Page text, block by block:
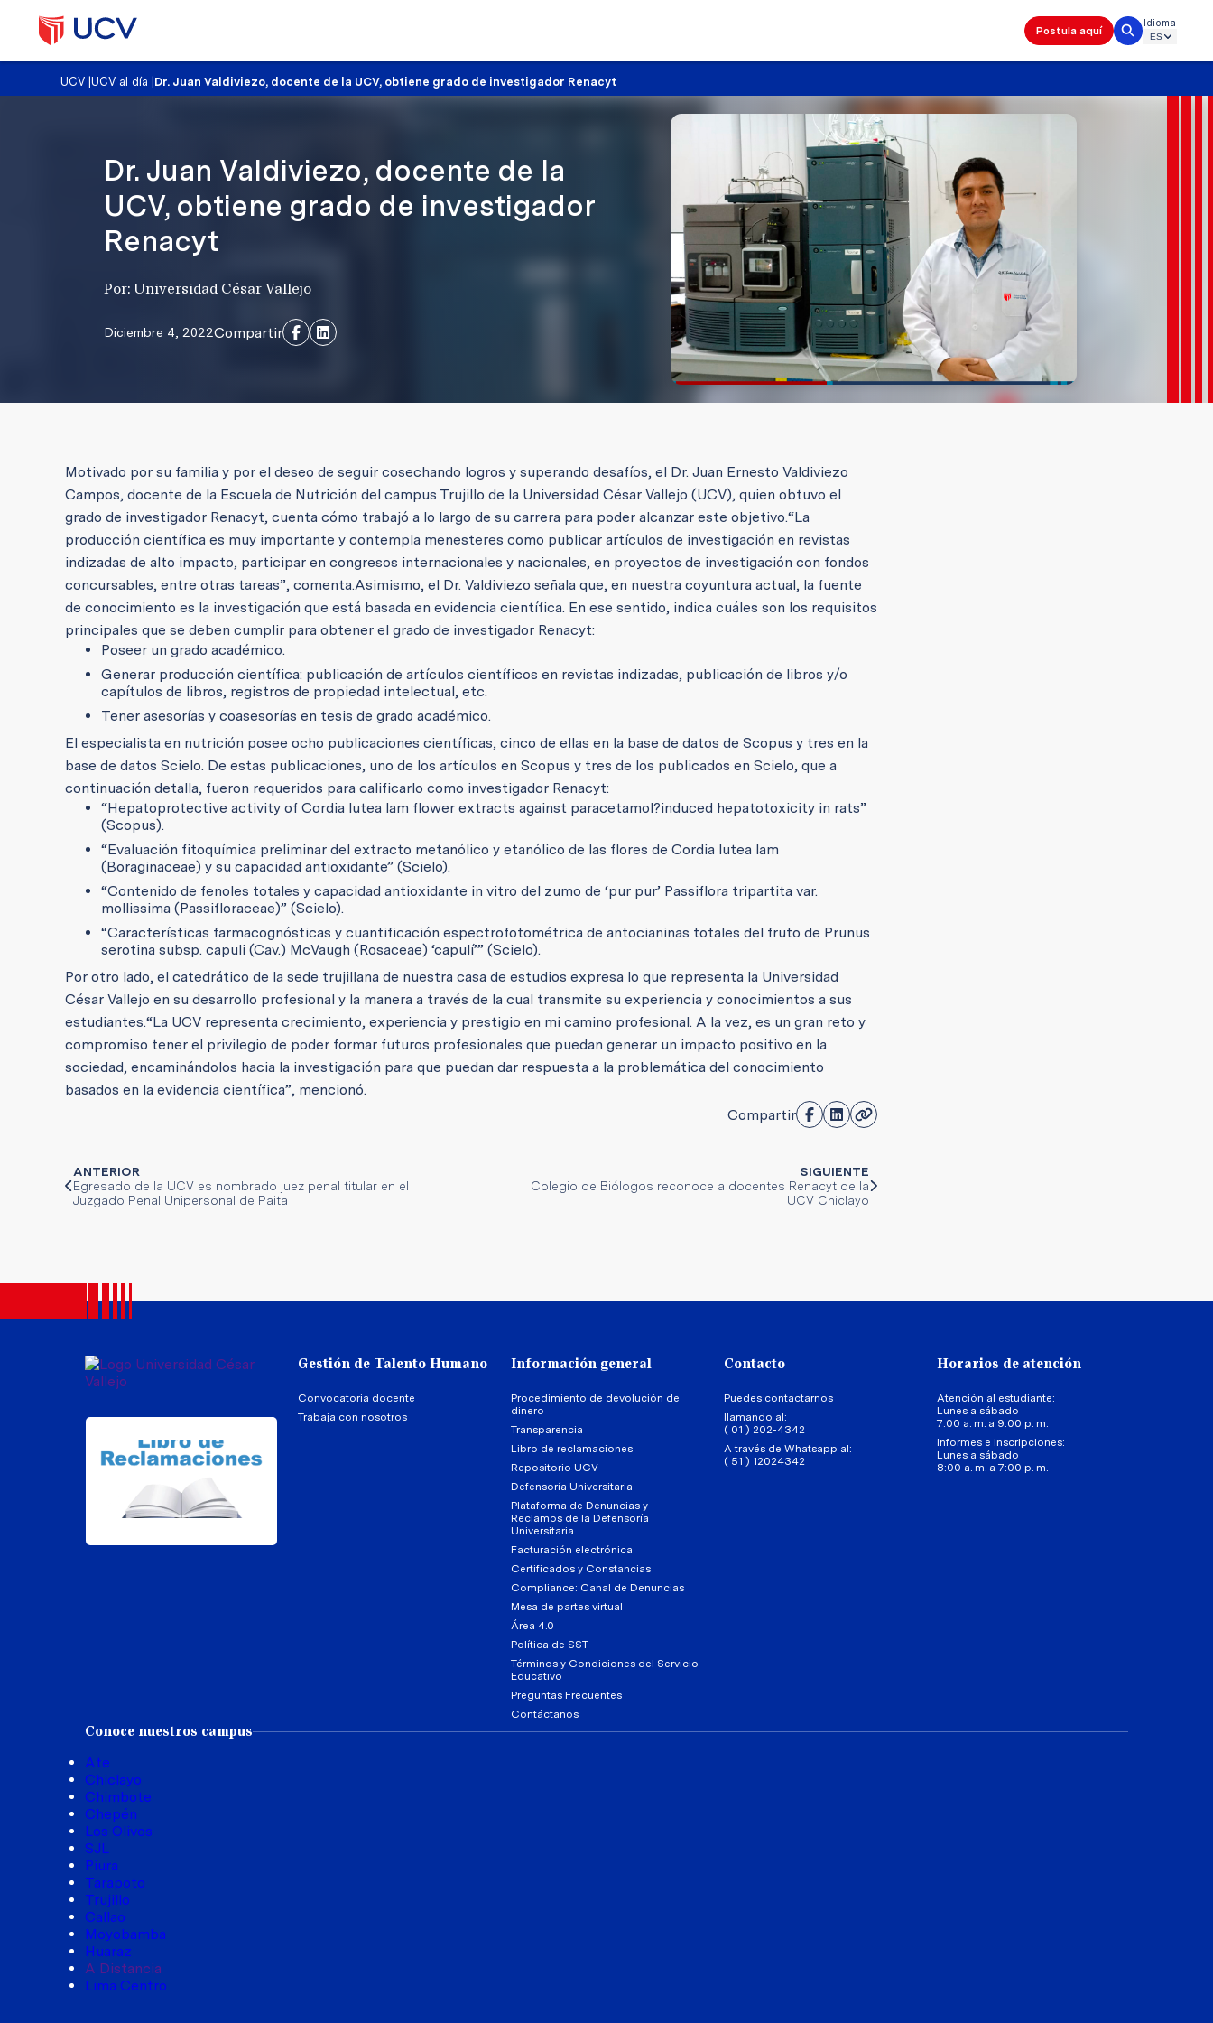
Postula aquí
Idioma
UCV |UCV al día Dr. Juan Valdiviezo, docente de la UCV, obtiene grado de investigador Renacyt
Dr. Juan Valdiviezo, docente de la
UCV, obtiene grado de investigador
Renacyt
Por: Universidad César Vallejo
Diciembre 4, 2022Compartir
Motivado por su familia y por el deseo de seguir cosechando logros y superando desafíos, el Dr. Juan Ernesto Valdiviezo
Campos, docente de la Escuela de Nutrición del campus Trujillo de la Universidad César Vallejo (UCV), quien obtuvo el
grado de investigador Renacyt, cuenta cómo trabajó a lo largo de su carrera para poder alcanzar este objetivo.“La
producción científica es muy importante y contempla menesteres como publicar artículos de investigación en revistas
indizadas de alto impacto, participar en congresos internacionales y nacionales, en proyectos de investigación con fondos
concursables, entre otras tareas”, comenta.Asimismo, el Dr. Valdiviezo señala que, en nuestra coyuntura actual, la fuente
de conocimiento es la investigación que está basada en evidencia científica. En ese sentido, indica cuáles son los requisitos
principales que se deben cumplir para obtener el grado de investigador Renacyt:
Poseer un grado académico.
Generar producción científica: publicación de artículos científicos en revistas indizadas, publicación de libros y/o
capítulos de libros, registros de propiedad intelectual, etc.
Tener asesorías y coasesorías en tesis de grado académico.
El especialista en nutrición posee ocho publicaciones científicas, cinco de ellas en la base de datos de Scopus y tres en la
base de datos Scielo. De estas publicaciones, uno de los artículos en Scopus y tres de los publicados en Scielo, que a
continuación detalla, fueron requeridos para calificarlo como investigador Renacyt:
“Hepatoprotective activity of Cordia lutea lam flower extracts against paracetamol?induced hepatotoxicity in rats”
(Scopus).
“Evaluación fitoquímica preliminar del extracto metanólico y etanólico de las flores de Cordia lutea lam
(Boraginaceae) y su capacidad antioxidante” (Scielo).
“Contenido de fenoles totales y capacidad antioxidante in vitro del zumo de ‘pur pur’ Passiflora tripartita var.
mollissima (Passifloraceae)” (Scielo).
“Características farmacognósticas y cuantificación espectrofotométrica de antocianinas totales del fruto de Prunus
serotina subsp. capuli (Cav.) McVaugh (Rosaceae) ‘capulí’” (Scielo).
Por otro lado, el catedrático de la sede trujillana de nuestra casa de estudios expresa lo que representa la Universidad
César Vallejo en su desarrollo profesional y la manera a través de la cual transmite su experiencia y conocimientos a sus
estudiantes.“La UCV representa crecimiento, experiencia y prestigio en mi camino profesional. A la vez, es un gran reto y
compromiso tener el privilegio de poder formar futuros profesionales que puedan generar un impacto positivo en la
sociedad, encaminándolos hacia la investigación para que puedan dar respuesta a la problemática del conocimiento
basados en la evidencia científica”, mencionó.
Compartir
ANTERIOR
Egresado de la UCV es nombrado juez penal titular en el
Juzgado Penal Unipersonal de Paita
SIGUIENTE
Colegio de Biólogos reconoce a docentes Renacyt de la
UCV Chiclayo
Gestión de Talento Humano
Convocatoria docente
Trabaja con nosotros
Información general
Procedimiento de devolución de
dinero
Transparencia
Libro de reclamaciones
Repositorio UCV
Defensoría Universitaria
Plataforma de Denuncias y
Reclamos de la Defensoría
Universitaria
Facturación electrónica
Certificados y Constancias
Compliance: Canal de Denuncias
Mesa de partes virtual
Área 4.0
Política de SST
Términos y Condiciones del Servicio
Educativo
Preguntas Frecuentes
Contáctanos
Contacto
Puedes contactarnos
llamando al:
( 01 ) 202-4342
A través de Whatsapp al:
( 51 ) 12024342
Horarios de atención
Atención al estudiante:
Lunes a sábado
7:00 a. m. a 9:00 p. m.
Informes e inscripciones:
Lunes a sábado
8:00 a. m. a 7:00 p. m.
Conoce nuestros campus
Ate
Chiclayo
Chimbote
Chepén
Los Olivos
SJL
Piura
Tarapoto
Trujillo
Callao
Moyobamba
Huaraz
A Distancia
Lima Centro